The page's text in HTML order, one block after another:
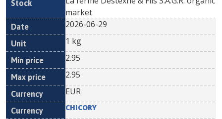
market
2026-06-29
1 kg
2.95
2.95
EUR
CHICORY